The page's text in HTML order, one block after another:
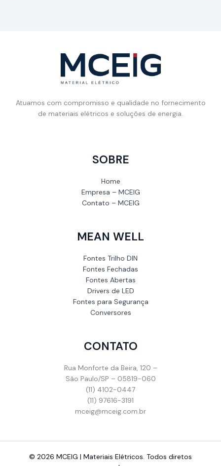
Atuamos com compromisso e qualidade no fornecimento
de materiais elétricos e soluções de energia.
SOBRE
Home
Empresa – MCEIG
Contato – MCEIG
MEAN WELL
Fontes Trilho DIN
Fontes Fechadas
Fontes Abertas
Drivers de LED
Fontes para Segurança
Conversores
CONTATO
Rua Monforte da Beira, 120 –
São Paulo/SP – 05819-060
(11) 4102-0447
(11) 97616-3191
mceig@mceig.com.br
© 2026 MCEIG | Materiais Elétricos. Todos diretos